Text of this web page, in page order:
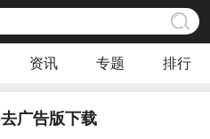
资讯 专题 排行
广告版下载